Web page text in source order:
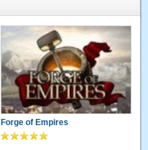
Forge of Empires